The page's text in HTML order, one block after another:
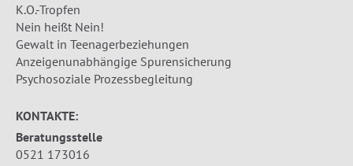
K.O.-Tropfen
Nein heißt Nein!
Gewalt in Teenagerbeziehungen
Anzeigenunabhängige Spurensicherung
Psychosoziale Prozessbegleitung
KONTAKTE:
Beratungsstelle
0521 173016